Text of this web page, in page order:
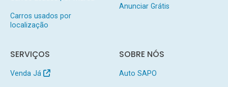
Carros usados por
localização
Anunciar Grátis
SERVIÇOS
Venda Já
SOBRE NÓS
Auto SAPO